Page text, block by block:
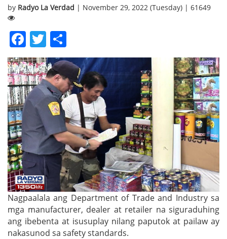
by Radyo La Verdad | November 29, 2022 (Tuesday) | 61649
Facebook
Twitter
Nagpaalala ang Department of Trade and Industry sa
mga manufacturer, dealer at retailer na siguraduhing
ang ibebenta at isusuplay nilang paputok at pailaw ay
nakasunod sa safety standards.